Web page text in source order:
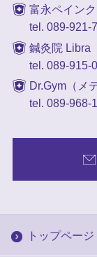
富永ペイン
tel. 089-921-
鍼灸院 Libra
tel. 089-915-
Dr.Gym（メ
tel. 089-968-
トップページ